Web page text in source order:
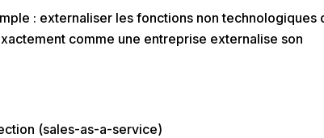
: externaliser les fonctions non technologiques
comme une entreprise externalise son
(sales-as-a-service)